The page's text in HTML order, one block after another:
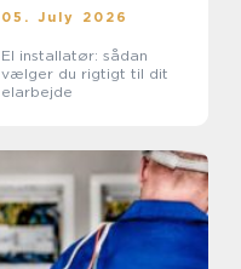
05. July 2026
El installatør: sådan
vælger du rigtigt til dit
elarbejde